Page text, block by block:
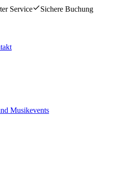
Service
Sichere Buchung
Musikevents